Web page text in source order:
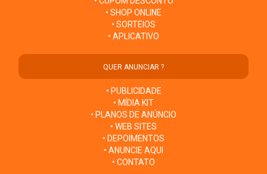
• SHOP ONLINE
• SORTEIOS
• APLICATIVO
QUER ANUNCIAR ?
• PUBLICIDADE
• MÍDIA KIT
• PLANOS DE ANÚNCIO
• WEB SITES
• DEPOIMENTOS
• ANUNCIE AQUI
• CONTATO